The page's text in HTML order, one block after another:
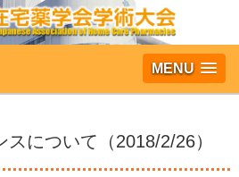
MENU
について（2018/2/26）